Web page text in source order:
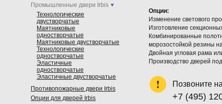
Опции:
Изменение светового
Изготовление
Комбинированные
морозостойкой резины
Двойная угловая рама
Производство дверей
Позвоните
+7 (495)
Промышленные двери Irbis
Технологические
двустворчатые
Маятниковые
одностворчатые
Маятниковые двустворчатые
Технологические
одностворчатые
Эластичные
одностворчатые
Эластичные двустворчатые
Противопожарные двери Irbis
Опции для дверей Irbis